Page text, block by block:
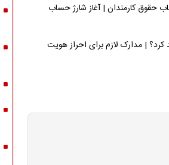
4 میلیونی بحساب حقوق کارمندان | آغاز شارژ حساب
کرد؟ | مدارک لازم برای احراز هویت